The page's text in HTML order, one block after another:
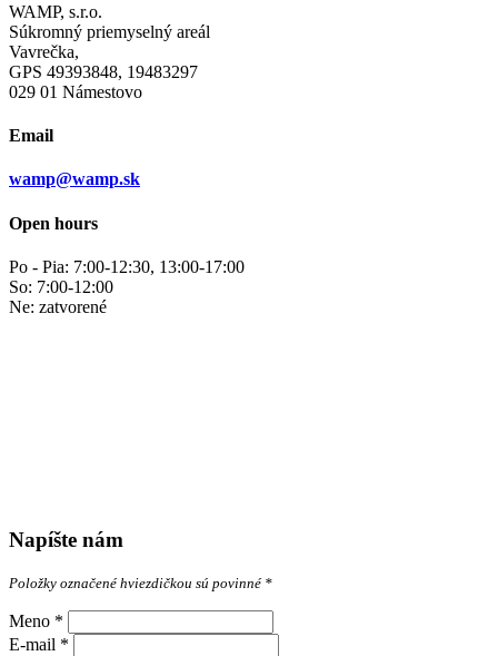
WAMP, s.r.o.
Súkromný priemyselný areál
Vavrečka,
GPS 49393848, 19483297
029 01 Námestovo
Email
wamp@wamp.sk
Open hours
Po - Pia: 7:00-12:30, 13:00-17:00
So: 7:00-12:00
Ne: zatvorené
Napíšte nám
Položky označené hviezdičkou sú povinné *
Meno *
E-mail *